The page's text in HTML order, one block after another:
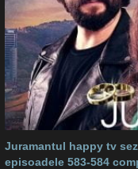
Juramantul happy tv
episoadele 583-584